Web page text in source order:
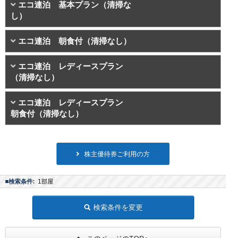
エコ連泊 基本プラン（清掃な
し）
エコ連泊 朝食付（清掃なし）
エコ連泊 レディースプラン
（清掃なし）
エコ連泊 レディースプラン
朝食付（清掃なし）
株主優待券ご利用の方
■検索条件: 1部屋
検索条件を変更